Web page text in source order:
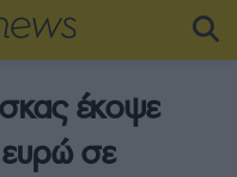
έκοψε
σε